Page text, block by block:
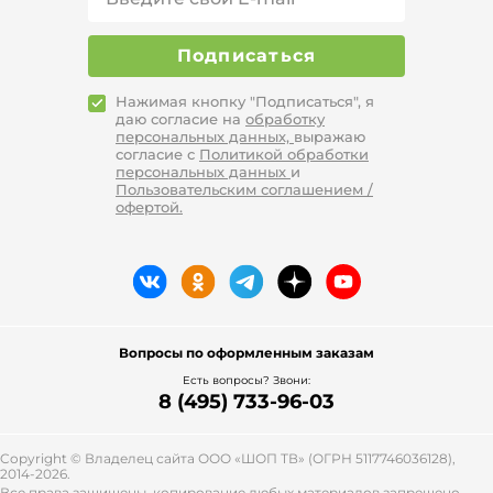
Материал верха – кожа или ткань, в
качестве украшения на некоторых
вышивка, либо имитация застежки.
Приобрести серые женские слипоны 41
размера можно в интернет-магазине
LEOMAX24 по адресу leomax.ru. В поиске
вы найдете красивую обувь 41 размера
Причины, по которым выбирают
LEOMAX24:
курьером.
Низкие цены на вещи высокого
качества.
Удобные мобильные приложения
Подписаться
Нажимая кнопку "Подписаться", я
даю согласие на обработку
персональных данных, выражаю
согласие с Политикой обработки
персональных данных и
Пользовательским соглашением /
офертой.
Вопросы по оформленным заказам
Есть вопросы? Звони:
8 (495) 733-96-03
Copyright © Владелец сайта ООО «ШОП ТВ» (ОГРН 5117746036128),
2014-2026.